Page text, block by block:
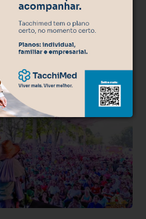
500caracteres restantes.